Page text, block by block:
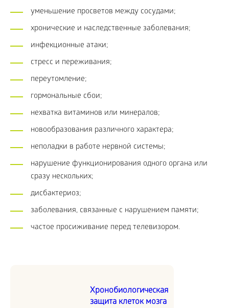
уменьшение просветов между сосудами;
хронические и наследственные заболевания;
инфекционные атаки;
стресс и переживания;
переутомление;
гормональные сбои;
нехватка витаминов или минералов;
новообразования различного характера;
неполадки в работе нервной системы;
нарушение функционирования одного органа или
сразу нескольких;
дисбактериоз;
заболевания, связанные с нарушением памяти;
частое просиживание перед телевизором.
Хронобиологическая
защита клеток мозга